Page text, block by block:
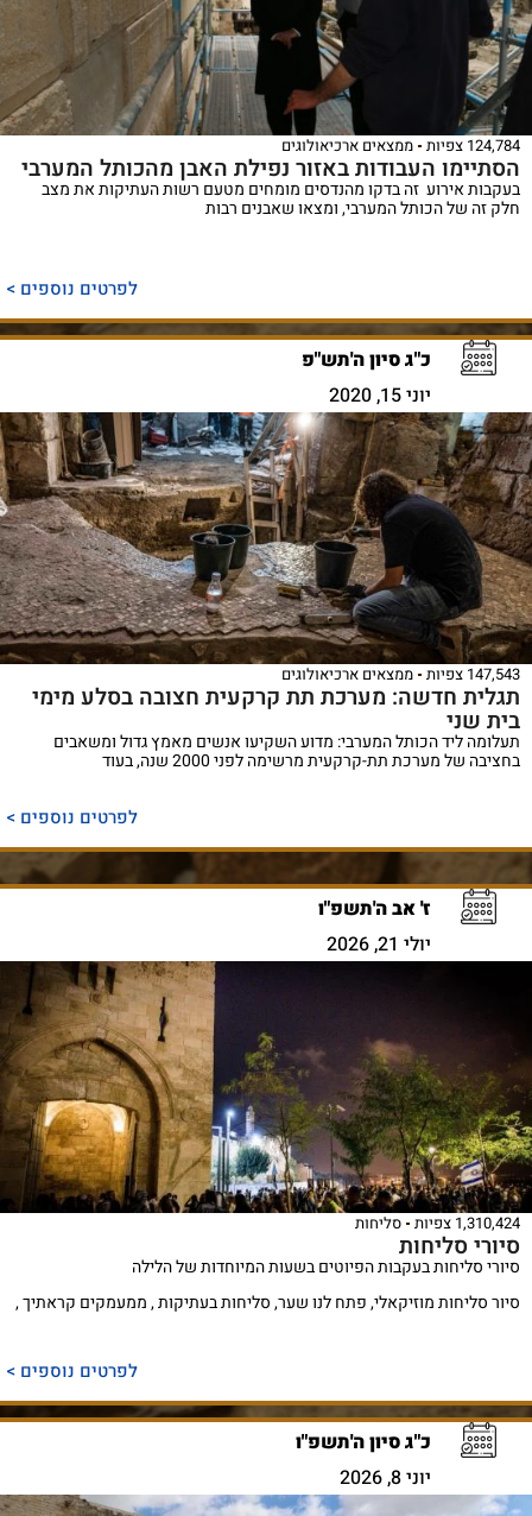
124,784 צפיות ממצאים ארכיאולוגים
הסתיימו העבודות באזור נפילת האבן מהכותל המערבי
בעקבות אירוע זה בדקו מהנדסים מומחים מטעם רשות העתיקות את מצב
חלק זה של הכותל המערבי, ומצאו שאבנים רבות
לפרטים נוספים >
כ"ג סיון ה'תש"פ
יוני 15, 2020
147,543 צפיות ממצאים ארכיאולוגים
תגלית חדשה: מערכת תת קרקעית חצובה בסלע מימי
בית שני
תעלומה ליד הכותל המערבי: מדוע השקיעו אנשים מאמץ גדול ומשאבים
בחציבה של מערכת תת-קרקעית מרשימה לפני 2000 שנה, בעוד
לפרטים נוספים >
ז' אב ה'תשפ"ו
יולי 21, 2026
1,310,424 צפיות סליחות
סיורי סליחות
סיורי סליחות בעקבות הפיוטים בשעות המיוחדות של הלילה
סיור סליחות מוזיקאלי, פתח לנו שער, סליחות בעתיקות , ממעמקים קראתיך ,
לפרטים נוספים >
כ"ג סיון ה'תשפ"ו
יוני 8, 2026